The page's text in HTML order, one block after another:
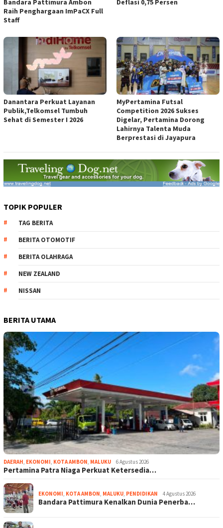
Bandara Pattimura Ambon
Raih Penghargaan ImPaCX Full
Staff
Deflasi 0,75 Persen
Danantara Perkuat Layanan
Publik,Telkomsel Tumbuh
Sehat di Semester I 2026
MyPertamina Futsal
Competition 2026 Sukses
Digelar, Pertamina Dorong
Lahirnya Talenta Muda
Berprestasi di Jayapura
TOPIK POPULER
TAG BERITA
BERITA OTOMOTIF
BERITA OLAHRAGA
NEW ZEALAND
NISSAN
BERITA UTAMA
DAERAH, EKONOMI, KOTA AMBON, MALUKU 6 Agustus 2026
Pertamina Patra Niaga Perkuat Ketersedia…
EKONOMI, KOTA AMBON, MALUKU, PENDIDIKAN 4 Agustus 2026
Bandara Pattimura Kenalkan Dunia Penerba…